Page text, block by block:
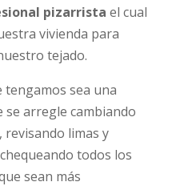
pizarrista el cual
vivienda para
tejado.
tengamos sea una
arregle cambiando
limas y
todos los
sean más